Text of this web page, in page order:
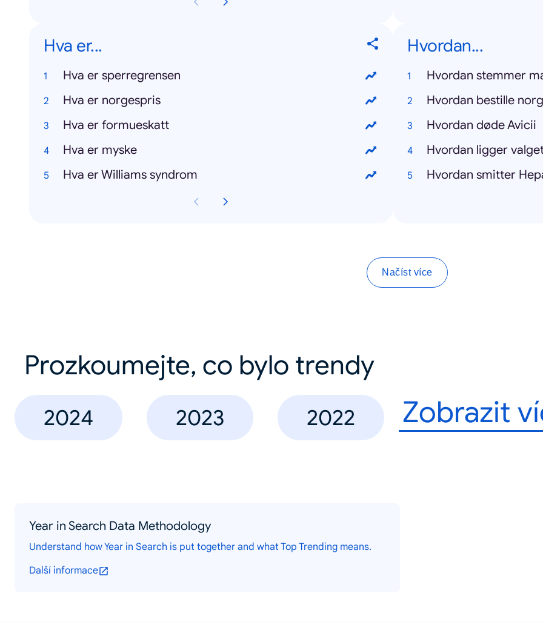
Hva er...
Hva er sperregrensen
Hva er norgespris
Hva er formueskatt
Hva er myske
Hva er Williams syndrom
Hvordan...
Hvordan stemmer
Hvordan bestille
Hvordan døde Avicii
Hvordan ligger
Hvordan smitter
Načíst více
Prozkoumejte, co bylo trendy
2024 2023 2022 Zobrazit
Year in Search Data Methodology
Understand how Year in Search is put together and what Top Trending means.
Další informace